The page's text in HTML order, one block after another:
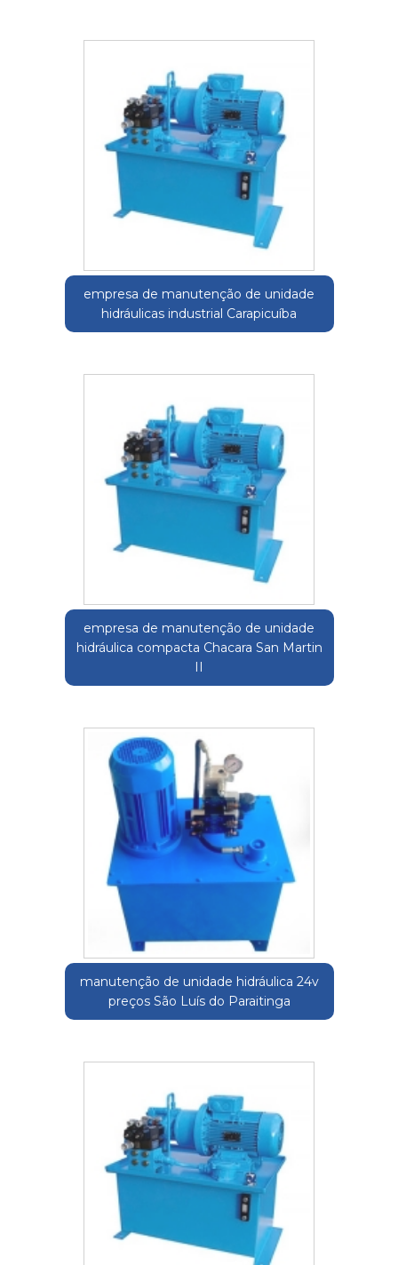
empresa de manutenção de unidade
hidráulicas industrial Carapicuíba
empresa de manutenção de unidade
hidráulica compacta Chacara San Martin
II
manutenção de unidade hidráulica 24v
preços São Luís do Paraitinga